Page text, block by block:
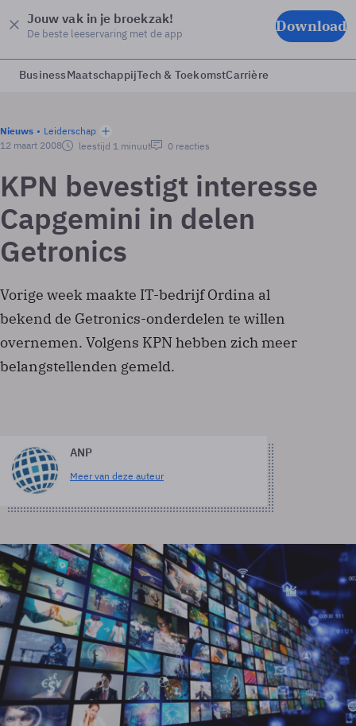
Jouw vak in je broekzak!
De beste leeservaring met de app Download
BusinessMaatschappijTech & ToekomstCarrière
Nieuws
Leiderschap
12 maart 2008
leestijd 1 minuut 0 reacties
KPN bevestigt interesse
Capgemini in delen
Getronics
Vorige week maakte IT-bedrijf Ordina al
bekend de Getronics-onderdelen te willen
overnemen. Volgens KPN hebben zich meer
belangstellenden gemeld.
ANP
Meer van deze auteur